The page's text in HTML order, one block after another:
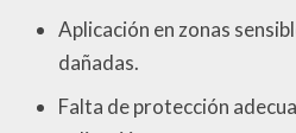
Aplicación en zonas
dañadas.
Falta de protección